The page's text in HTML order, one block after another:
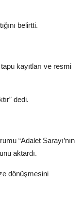
belirtti.
kayıtları ve resmi
dedi.
“Adalet Sarayı’nın
aktardı.
dönüşmesini